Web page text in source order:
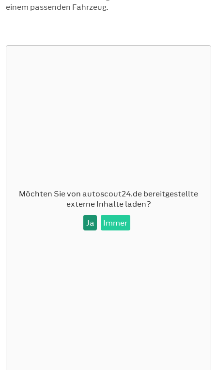
einem passenden Fahrzeug.
Möchten Sie vonautoscout24.debereitgestellte
externe Inhalte laden?
Ja
Immer